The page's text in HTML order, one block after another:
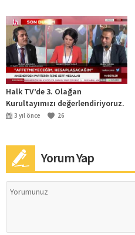
Halk TV’de 3. Olağan
Kurultayımızı değerlendiriyoruz.
3 yıl önce 26
Yorum Yap